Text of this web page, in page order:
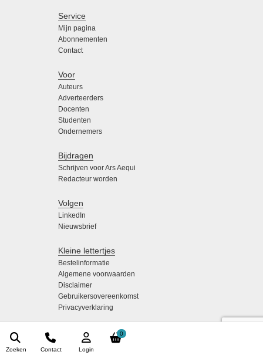
0
Login
Contact
Zoeken
Service
Mijn pagina
Abonnementen
Contact
Voor
Auteurs
Adverteerders
Docenten
Studenten
Ondernemers
Bijdragen
Schrijven voor Ars Aequi
Redacteur worden
Volgen
LinkedIn
Nieuwsbrief
Kleine lettertjes
Bestelinformatie
Algemene voorwaarden
Disclaimer
Gebruikersovereenkomst
Privacyverklaring